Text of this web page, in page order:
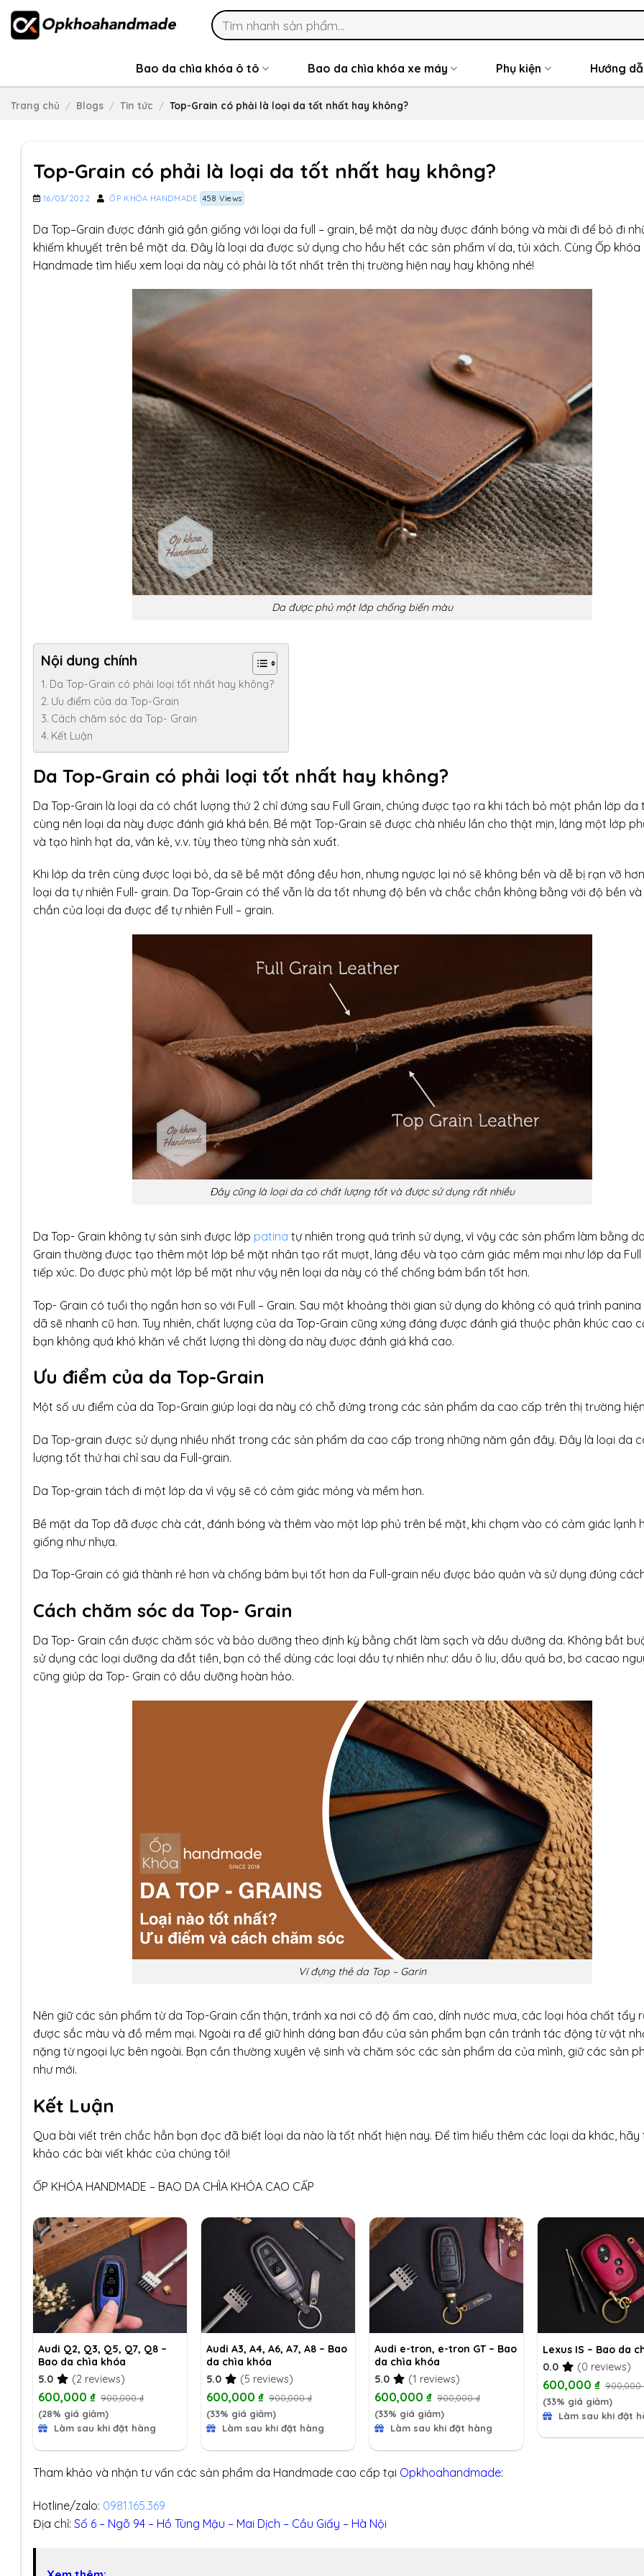
Skip
content
Search
for:
Bao da chìa khóa ô tô Bao da chìa khóa xe máy Phụ kiện Hướng
Trang chủ / Blogs / Tin tức / Top-Grain có phải là loại da tốt nhất hay không?
Top-Grain có phải là loại da tốt nhất hay không?
16/03/2022 ỐP KHÓA HANDMADE 458 Views
Da Top–Grain được đánh giá gần giống với loại da full – grain, bề mặt da này được đánh bóng và mài đi để bỏ đi
khiếm khuyết trên bề mặt da. Đây là loại da được sử dụng cho hầu hết các sản phẩm ví da, túi xách. Cùng Ốp khóa
Handmade tìm hiểu xem loại da này có phải là tốt nhất trên thị trường hiện nay hay không nhé!
Da được phủ một lớp chống biến màu
Nội dung chính
Da Top-Grain có phải loại tốt nhất hay không?
Ưu điểm của da Top-Grain
Cách chăm sóc da Top- Grain
Kết Luận
Da Top-Grain có phải loại tốt nhất hay không?
Da Top-Grain là loại da có chất lượng thứ 2 chỉ đứng sau Full Grain, chúng được tạo ra khi tách bỏ một phần lớp da
cùng nên loại da này được đánh giá khá bền. Bề mặt Top-Grain sẽ được chà nhiều lần cho thật mịn, láng một lớp
và tạo hình hạt da, vân kẻ, v.v. tùy theo từng nhà sản xuất.
Khi lớp da trên cùng được loại bỏ, da sẽ bề mặt đồng đều hơn, nhưng ngược lại nó sẽ không bền và dễ bị rạn vỡ
loại da tự nhiên Full- grain. Da Top-Grain có thể vẫn là da tốt nhưng độ bền và chắc chắn không bằng với độ bền
chắn của loại da được để tự nhiên Full – grain.
Đây cũng là loại da có chất lượng tốt và được sử dụng rất nhiều
Da Top- Grain không tự sản sinh được lớp patina tự nhiên trong quá trình sử dụng, vì vậy các sản phẩm làm bằng
Grain thường được tạo thêm một lớp bề mặt nhân tạo rất mượt, láng đều và tạo cảm giác mềm mại như lớp da Full
tiếp xúc. Do được phủ một lớp bề mặt như vậy nên loại da này có thể chống bám bẩn tốt hơn.
Top- Grain có tuổi thọ ngắn hơn so với Full – Grain. Sau một khoảng thời gian sử dụng do không có quá trình panina
dã sẽ nhanh cũ hơn. Tuy nhiên, chất lượng của da Top-Grain cũng xứng đáng được đánh giá thuộc phân khúc cao
bạn không quá khó khăn về chất lượng thì dòng da này được đánh giá khá cao.
Ưu điểm của da Top-Grain
Một số ưu điểm của da Top-Grain giúp loại da này có chỗ đứng trong các sản phẩm da cao cấp trên thị trường
Da Top-grain được sử dụng nhiều nhất trong các sản phẩm da cao cấp trong những năm gần đây. Đây là loại da
lượng tốt thứ hai chỉ sau da Full-grain.
Da Top-grain tách đi một lớp da vì vậy sẽ có cảm giác mỏng và mềm hơn.
Bề mặt da Top đã được chà cát, đánh bóng và thêm vào một lớp phủ trên bề mặt, khi chạm vào có cảm giác lạnh
giống như nhựa.
Da Top-Grain có giá thành rẻ hơn và chống bám bụi tốt hơn da Full-grain nếu được bảo quản và sử dụng đúng
Cách chăm sóc da Top- Grain
Da Top- Grain cần được chăm sóc và bảo dưỡng theo định kỳ bằng chất làm sạch và dầu dưỡng da. Không bắt
sử dụng các loại dưỡng da đắt tiền, bạn có thể dùng các loại dầu tự nhiên như: dầu ô liu, dầu quả bơ, bơ cacao
cũng giúp da Top- Grain có dầu dưỡng hoàn hảo.
Ví đựng thẻ da Top – Garin
Nên giữ các sản phẩm từ da Top-Grain cẩn thận, tránh xa nơi có độ ẩm cao, dính nước mưa, các loại hóa chất tẩy
được sắc màu và đồ mềm mại. Ngoài ra để giữ hình dáng ban đầu của sản phẩm bạn cần tránh tác động từ vật
nặng từ ngoại lực bên ngoài. Bạn cần thường xuyên vệ sinh và chăm sóc các sản phẩm da của mình, giữ các sản
như mới.
Kết Luận
Qua bài viết trên chắc hẳn bạn đọc đã biết loại da nào là tốt nhất hiện nay. Để tìm hiểu thêm các loại da khác, hãy
khảo các bài viết khác của chúng tôi!
ỐP KHÓA HANDMADE – BAO DA CHÌA KHÓA CAO CẤP
Audi Q2, Q3, Q5, Q7, Q8 –
Bao da chìa khóa
5.0
(2 reviews)
600,000 ₫ 900,000₫
(28% giá giảm)
Làm sau khi đặt hàng
Audi A3, A4, A6, A7, A8 – Bao
da chìa khóa
5.0
(5 reviews)
600,000 ₫ 900,000₫
(33% giá giảm)
Làm sau khi đặt hàng
Audi e-tron, e-tron GT – Bao
da chìa khóa
5.0
(1 reviews)
600,000 ₫ 900,000₫
(33% giá giảm)
Làm sau khi đặt hàng
Lexus IS – Bao da
0.0
(0 reviews)
600,000 ₫ 900,000
(33% giá giảm)
Làm sau khi đặt
Tham khảo và nhận tư vấn các sản phẩm da Handmade cao cấp tại Opkhoahandmade:
Hotline/zalo: 0981.165.369
Địa chỉ: Số 6 – Ngõ 94 – Hồ Tùng Mậu – Mai Dịch – Cầu Giấy – Hà Nội